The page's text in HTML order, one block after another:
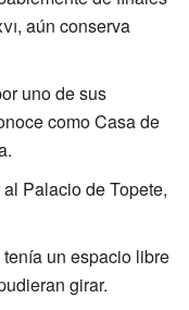
, aún conserva
uno de sus
como Casa de
Palacio de Topete,
un espacio libre
girar.